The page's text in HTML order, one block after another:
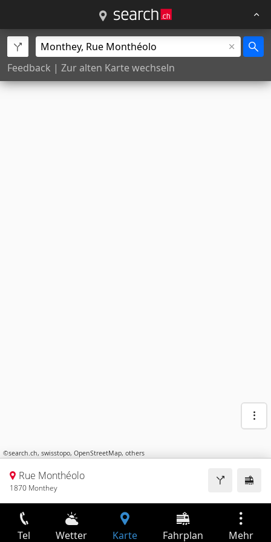
Feedback | Zur alten Karte wechseln
©search.ch, swisstopo, OpenStreetMap, others
Rue Monthéolo
1870 Monthey
Tel Wetter Karte Fahrplan Mehr